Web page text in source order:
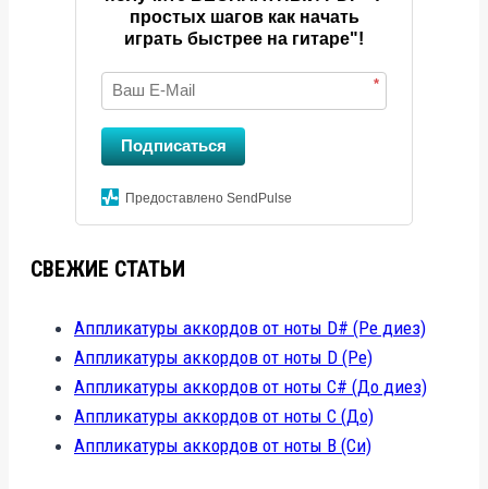
простых шагов как начать
играть быстрее на гитаре"!
*
Подписаться
Предоставлено SendPulse
СВЕЖИЕ СТАТЬИ
Аппликатуры аккордов от ноты D# (Ре диез)
Аппликатуры аккордов от ноты D (Ре)
Аппликатуры аккордов от ноты C# (До диез)
Аппликатуры аккордов от ноты C (До)
Аппликатуры аккордов от ноты B (Си)